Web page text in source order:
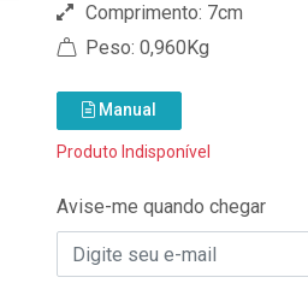
Comprimento: 7cm
Peso: 0,960Kg
Manual
Produto Indisponível
Avise-me quando chegar